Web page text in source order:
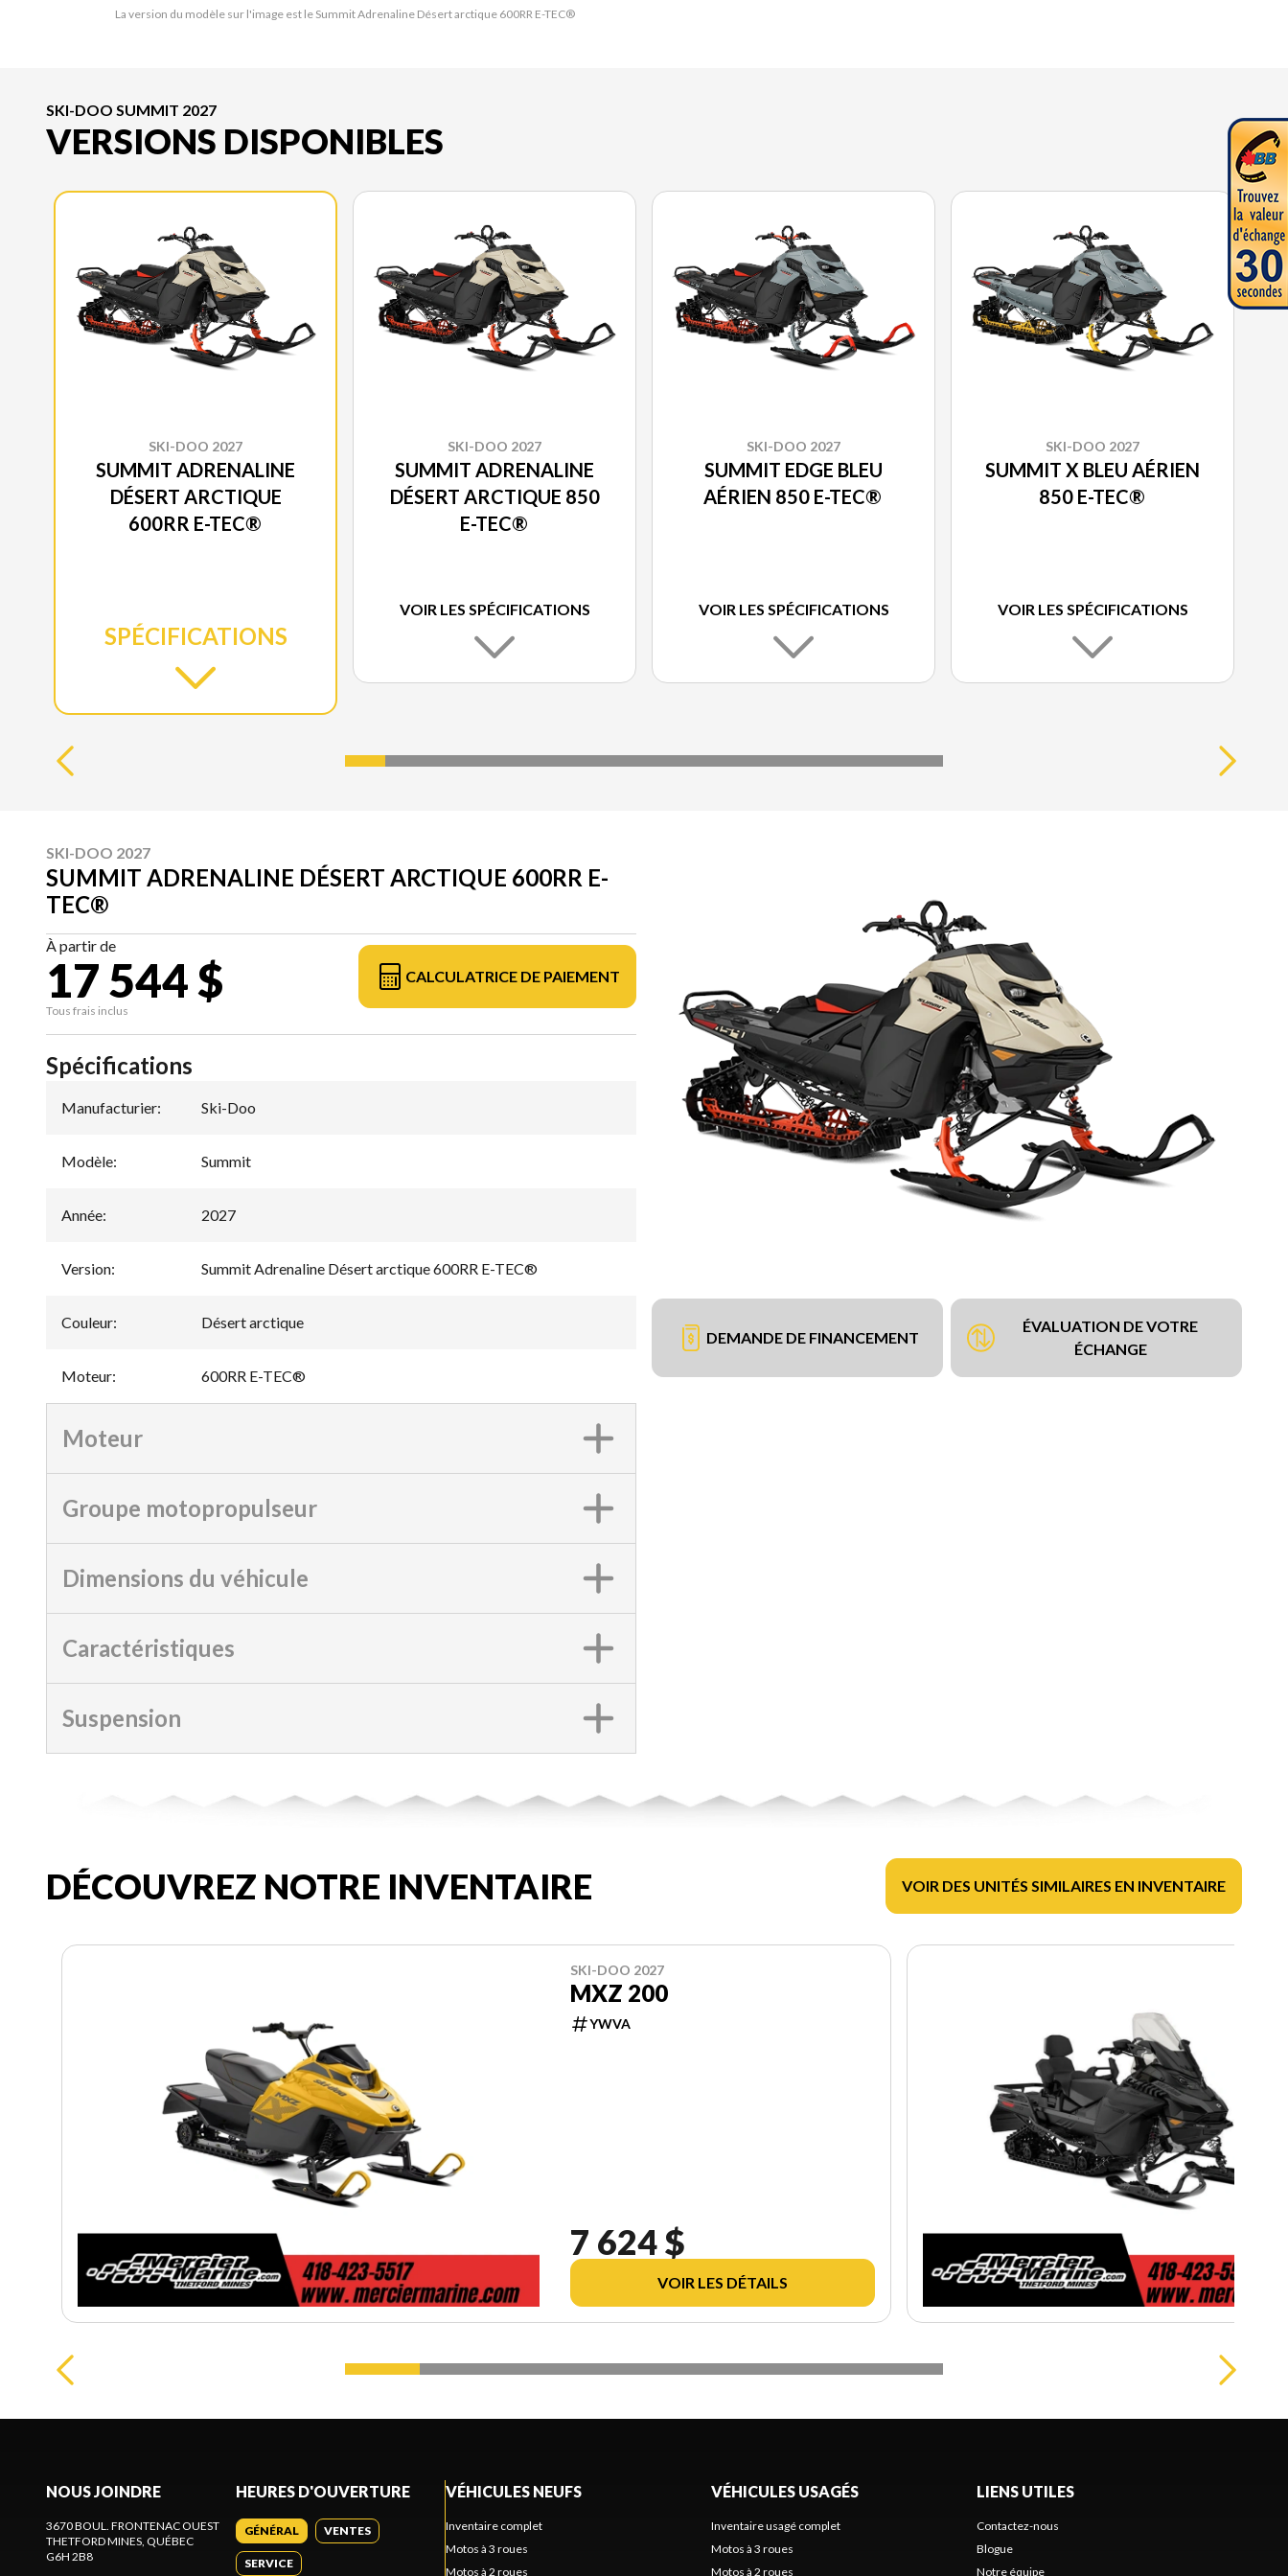
La version du modèle sur l'image est le Summit Adrenaline Désert arctique 600RR E-TEC®
SKI-DOO SUMMIT 2027
VERSIONS DISPONIBLES
SKI-DOO 2027
SUMMIT ADRENALINE
DÉSERT ARCTIQUE
600RR E-TEC®
SPÉCIFICATIONS
SKI-DOO 2027
SUMMIT ADRENALINE
DÉSERT ARCTIQUE 850
E-TEC®
VOIR LES SPÉCIFICATIONS
SKI-DOO 2027
SUMMIT EDGE BLEU
AÉRIEN 850 E-TEC®
VOIR LES SPÉCIFICATIONS
SKI-DOO 2027
SUMMIT X BLEU AÉRIEN
850 E-TEC®
VOIR LES SPÉCIFICATIONS
SKI-DOO 2027
SUMMIT ADRENALINE DÉSERT ARCTIQUE 600RR E-
TEC®
À partir de
17 544 $
Tous frais inclus
CALCULATRICE DE PAIEMENT
DEMANDE DE FINANCEMENT
ÉVALUATION DE VOTRE
ÉCHANGE
Spécifications
Manufacturier: Ski-Doo
Modèle: Summit
Année: 2027
Version: Summit Adrenaline Désert arctique 600RR E-TEC®
Couleur: Désert arctique
Moteur: 600RR E-TEC®
Moteur
Groupe motopropulseur
Dimensions du véhicule
Caractéristiques
Suspension
DÉCOUVREZ NOTRE INVENTAIRE VOIR DES UNITÉS SIMILAIRES EN INVENTAIRE
SKI-DOO 2027
MXZ 200
YWVA
7 624 $
VOIR LES DÉTAILS
NOUS JOINDRE
3670 BOUL. FRONTENAC OUEST
THETFORD MINES, QUÉBEC
G6H 2B8
HEURES D'OUVERTURE
GÉNÉRAL VENTES
SERVICE
VÉHICULES NEUFS
Inventaire complet
Motos à 3 roues
Motos à 2 roues
VÉHICULES USAGÉS
Inventaire usagé complet
Motos à 3 roues
Motos à 2 roues
LIENS UTILES
Contactez-nous
Blogue
Notre équipe